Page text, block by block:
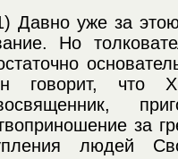
) Давно уже за
Но
говорит, что
за
людей